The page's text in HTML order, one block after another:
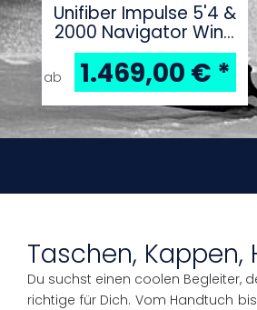
Unifiber Impulse 5'4 &
2000 Navigator Wing
Foil Package
ab 1.469,00 € *
Taschen,
Du suchst einen coolen Begleiter,
richtige für Dich. Vom Handtuch